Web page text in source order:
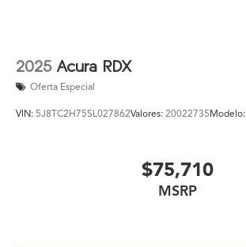
2025 Acura RDX
Oferta Especial
VIN: 5J8TC2H75SL027862Valores: 20022735Modelo:
$75,710
MSRP